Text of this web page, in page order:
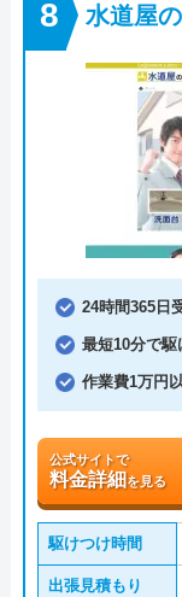
水道屋
24時間365日
最短10分で駆
作業費1万円
公式サイトで
料金詳細を見る
駆けつけ時間
出張見積もり